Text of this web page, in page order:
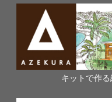
キットで作